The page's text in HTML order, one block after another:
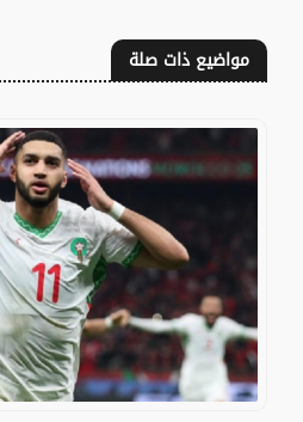
مواضيع ذات صلة